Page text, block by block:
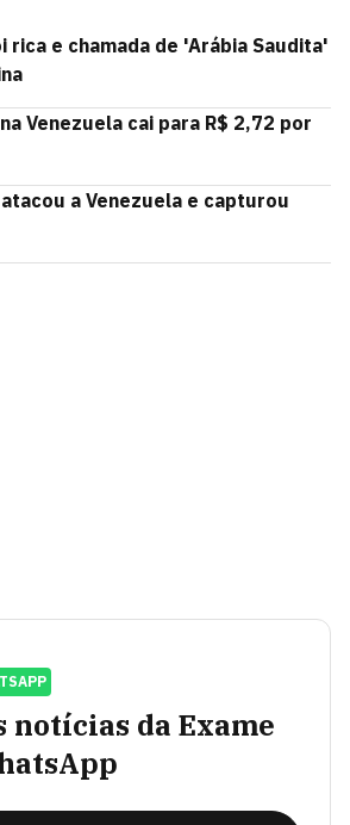
rica e chamada de 'Arábia Saudita'
Venezuela cai para R$ 2,72 por
a Venezuela e capturou
notícias da Exame